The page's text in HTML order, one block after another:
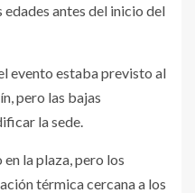
antes del inicio del
evento estaba previsto al
pero las bajas
la sede.
la plaza, pero los
térmica cercana a los